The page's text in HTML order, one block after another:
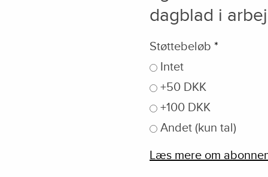
dagblad i
Støttebeløb *
Intet
+50 DKK
+100 DKK
Andet (kun tal)
Læs mere om